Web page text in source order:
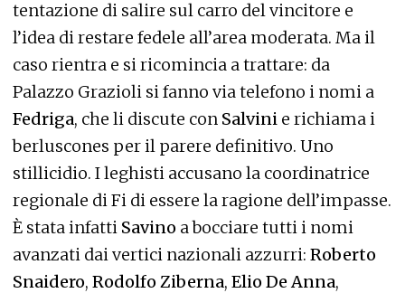
tentazione di salire sul carro del vincitore e
l’idea di restare fedele all’area moderata. Ma il
caso rientra e si ricomincia a trattare: da
Palazzo Grazioli si fanno via telefono i nomi a
Fedriga, che li discute con Salvini e richiama i
berluscones per il parere definitivo. Uno
stillicidio. I leghisti accusano la coordinatrice
regionale di Fi di essere la ragione dell’impasse.
È stata infatti Savino a bocciare tutti i nomi
avanzati dai vertici nazionali azzurri: Roberto
Snaidero, Rodolfo Ziberna, Elio De Anna,